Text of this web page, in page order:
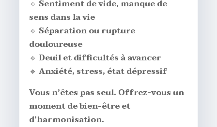
🔹 Sentiment de vide, manque de
sens dans la vie
🔹 Séparation ou rupture
douloureuse
🔹Deuil et difficultés à avancer
🔹Anxiété, stress, état dépressif
Vous n’êtes pas seul. Offrez-vous un
moment de bien-être et
d’harmonisation.